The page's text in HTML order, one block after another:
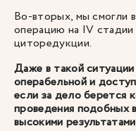
Во-вторых, мы смогли
операцию на IV
циторедукции.
Даже в такой
операбельной и
если за дело берется
проведения подобных
высокими